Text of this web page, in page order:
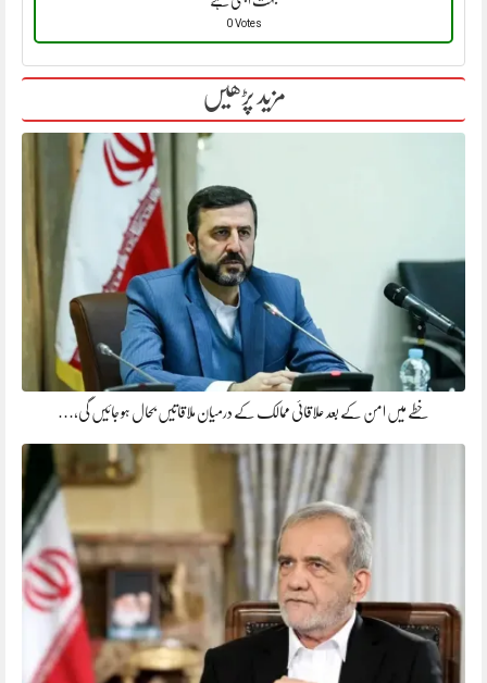
0 Votes
مزید پڑھیں
خطے میں امن کے بعد علاقائی ممالک کے درمیان ملاقاتیں بحال ہو جائیں گی،…